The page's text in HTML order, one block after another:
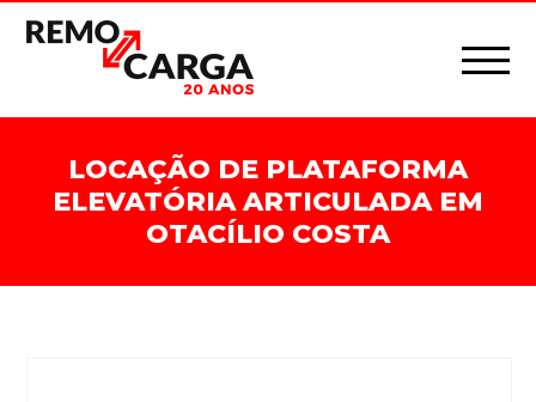
LOCAÇÃO DE PLATAFORMA
ELEVATÓRIA ARTICULADA EM
OTACÍLIO COSTA